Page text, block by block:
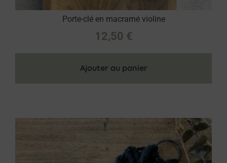
Porte-clé en macramé violine
12,50 €
Ajouter au panier